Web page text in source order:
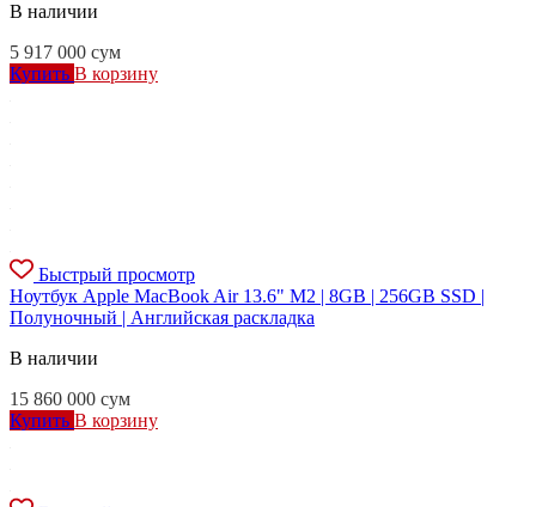
В наличии
5 917 000 сум
Купить В корзину
Быстрый просмотр
Ноутбук Apple MacBook Air 13.6" M2 | 8GB | 256GB SSD |
Полуночный | Английская раскладка
В наличии
15 860 000 сум
Купить В корзину